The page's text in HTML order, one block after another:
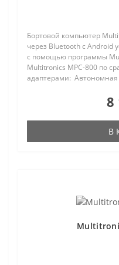
Бортовой компьютер
через Bluetooth с Android
с помощью программы
Multitronics MPC-800 по
адаптерами: Автономная
8
В